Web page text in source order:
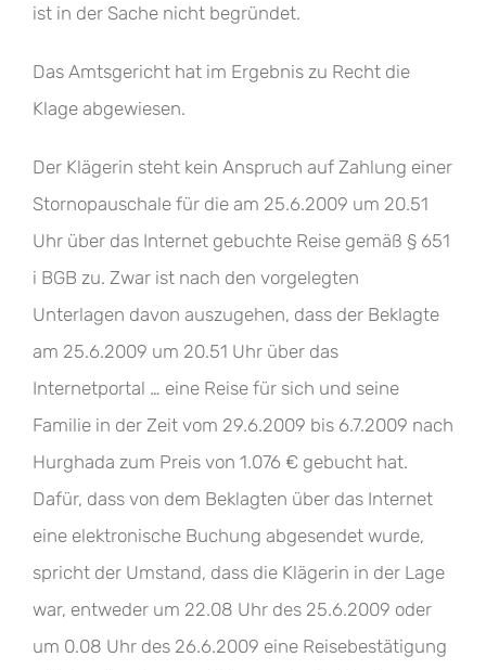
ist in der Sache nicht begründet.
Das Amtsgericht hat im Ergebnis zu Recht die
Klage abgewiesen.
Der Klägerin steht kein Anspruch auf Zahlung einer
Stornopauschale für die am 25.6.2009 um 20.51
Uhr über das Internet gebuchte Reise gemäß § 651
i BGB zu. Zwar ist nach den vorgelegten
Unterlagen davon auszugehen, dass der Beklagte
am 25.6.2009 um 20.51 Uhr über das
Internetportal … eine Reise für sich und seine
Familie in der Zeit vom 29.6.2009 bis 6.7.2009 nach
Hurghada zum Preis von 1.076 € gebucht hat.
Dafür, dass von dem Beklagten über das Internet
eine elektronische Buchung abgesendet wurde,
spricht der Umstand, dass die Klägerin in der Lage
war, entweder um 22.08 Uhr des 25.6.2009 oder
um 0.08 Uhr des 26.6.2009 eine Reisebestätigung